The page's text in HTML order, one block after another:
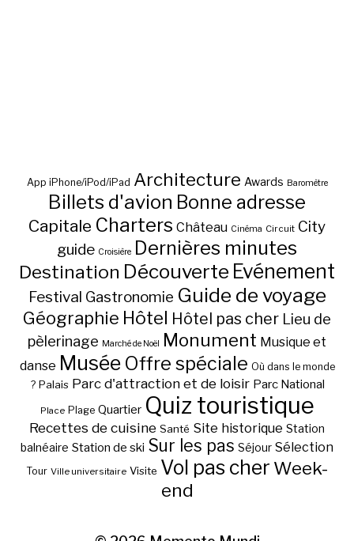
App iPhone/iPod/iPad Architecture Awards Baromètre
Billets d'avion Bonne adresse
Capitale Charters Château Cinéma Circuit City
guide Croisière Dernières minutes
Destination Découverte Evénement
Festival Gastronomie Guide de voyage
Géographie Hôtel Hôtel pas cher Lieu de
pèlerinage Marché de Noël Monument Musique et
danse Musée Offre spéciale Où dans le monde
? Palais Parc d'attraction et de loisir Parc National
Place Plage Quartier Quiz touristique
Recettes de cuisine Santé Site historique Station
balnéaire Station de ski Sur les pas Séjour Sélection
Tour Ville universitaire Visite Vol pas cher Week-
end